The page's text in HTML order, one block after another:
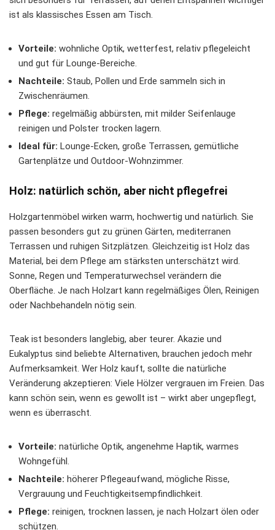
ist als klassisches Essen am Tisch.
Vorteile: wohnliche Optik, wetterfest, relativ pflegeleicht
und gut für Lounge-Bereiche.
Nachteile: Staub, Pollen und Erde sammeln sich in
Zwischenräumen.
Pflege: regelmäßig abbürsten, mit milder Seifenlauge
reinigen und Polster trocken lagern.
Ideal für: Lounge-Ecken, große Terrassen, gemütliche
Gartenplätze und Outdoor-Wohnzimmer.
Holz: natürlich schön, aber nicht pflegefrei
Holzgartenmöbel wirken warm, hochwertig und natürlich. Sie
passen besonders gut zu grünen Gärten, mediterranen
Terrassen und ruhigen Sitzplätzen. Gleichzeitig ist Holz das
Material, bei dem Pflege am stärksten unterschätzt wird.
Sonne, Regen und Temperaturwechsel verändern die
Oberfläche. Je nach Holzart kann regelmäßiges Ölen, Reinigen
oder Nachbehandeln nötig sein.
Teak ist besonders langlebig, aber teurer. Akazie und
Eukalyptus sind beliebte Alternativen, brauchen jedoch mehr
Aufmerksamkeit. Wer Holz kauft, sollte die natürliche
Veränderung akzeptieren: Viele Hölzer vergrauen im Freien. Das
kann schön sein, wenn es gewollt ist – wirkt aber ungepflegt,
wenn es überrascht.
Vorteile: natürliche Optik, angenehme Haptik, warmes
Wohngefühl.
Nachteile: höherer Pflegeaufwand, mögliche Risse,
Vergrauung und Feuchtigkeitsempfindlichkeit.
Pflege: reinigen, trocknen lassen, je nach Holzart ölen oder
schützen.